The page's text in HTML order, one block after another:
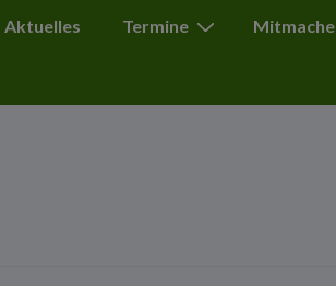
Aktuelles Termine